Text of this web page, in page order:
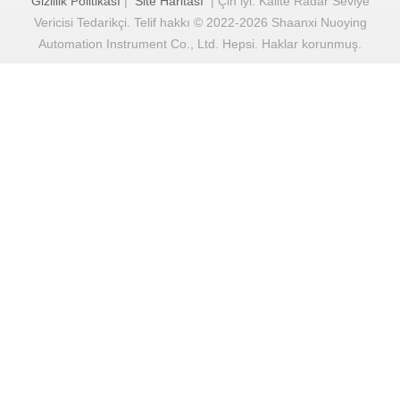
Vericisi Tedarikçi. Telif hakkı © 2022-2026 Shaanxi Nuoying
Automation Instrument Co., Ltd. Hepsi. Haklar korunmuş.